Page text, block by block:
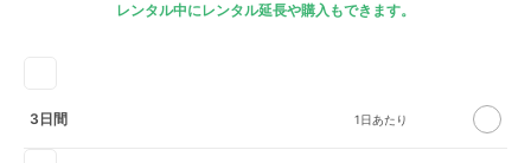
レンタル中にレンタル延長や購入もできます。
3日間